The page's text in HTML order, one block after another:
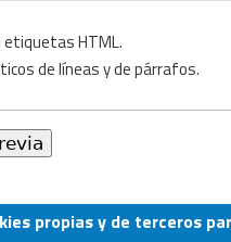
HTML.
de líneas y de párrafos.
propias y de terceros